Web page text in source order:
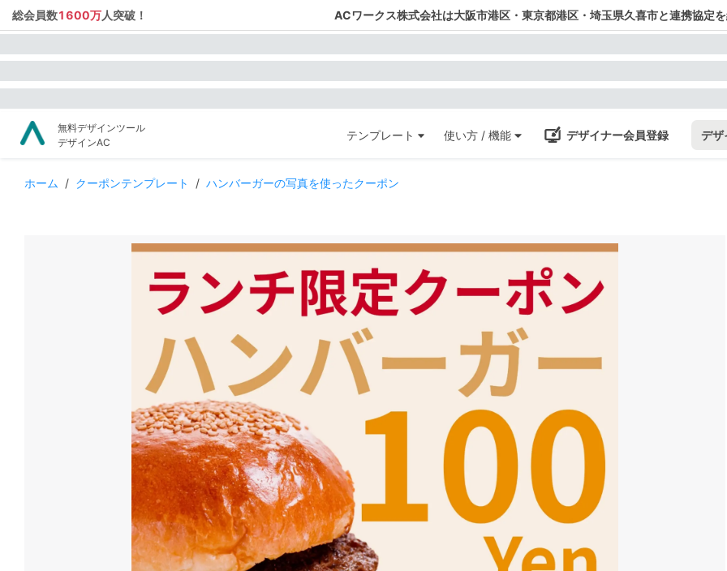
総会員数1600万人突破！ ACワークス株式会社は大阪市港区・東京都港区・埼玉県久喜市と連携協定
無料デザインツール
デザインAC
テンプレート 使い方 / 機能 デザイナー会員登録 デザ
ホーム / クーポンテンプレート / ハンバーガーの写真を使ったクーポン